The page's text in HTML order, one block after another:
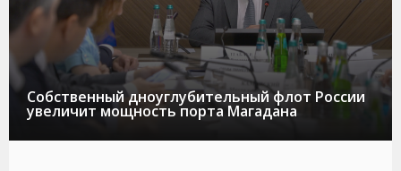
Собственный дноуглубительный флот России
увеличит мощность порта Магадана